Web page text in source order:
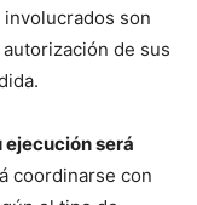
son
de sus
ejecución será
coordinarse con